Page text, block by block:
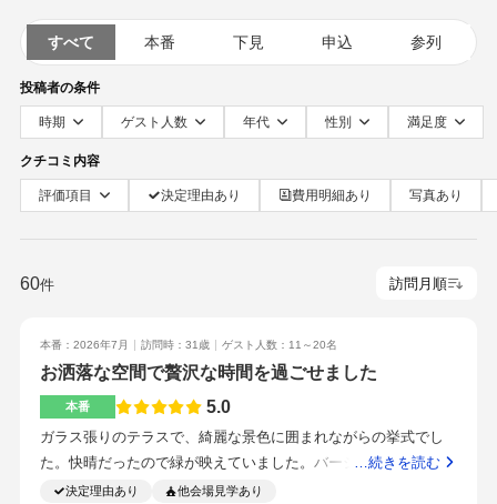
すべて 本番 下見 申込 参列
投稿者の条件
時期 ゲスト人数 年代 性別 満足度
クチコミ内容
評価項目 決定理由あり 費用明細あり 写真あり
60件
本番：2026年7月 訪問時：31歳 ゲスト人数：11～20名
お洒落な空間で贅沢な時間を過ごせました
本番 5.0
ガラス張りのテラスで、綺麗な景色に囲まれながらの挙式でし
た。快晴だったので緑が映えていました。バージンロードは短
めですが、30名以内の小規模な式だったのでちょうど良かった
…続きを読む
決定理由あり 他会場見学あり